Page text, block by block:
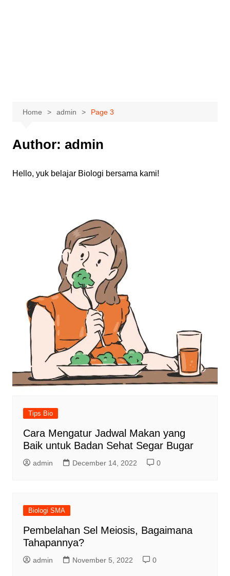
Home admin Page 3
Author: admin
Hello, yuk belajar Biologi bersama kami!
Tips Bio
Cara Mengatur Jadwal Makan yang
Baik untuk Badan Sehat Segar Bugar
admin December 14, 2022 0
Biologi SMA
Pembelahan Sel Meiosis, Bagaimana
Tahapannya?
admin November 5, 2022 0